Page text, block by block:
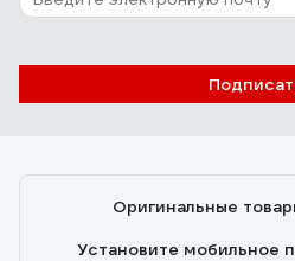
Оригинальные
Установите мобильное